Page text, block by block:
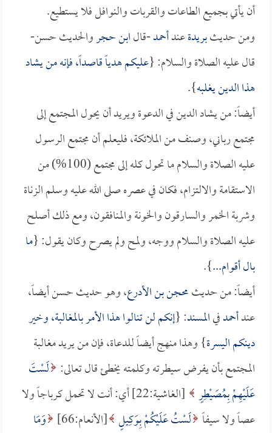
أن يأتي بجميع الطاعات والقربات والنوافل فلا يستطيع.
ومن حديثبريدةعندأحمد-قالابن حجروالحديث حسن-
قال عليه الصلاة والسلام: {عليكم هدياً قاصداً، فإنه من يشاد
هذا الدين يغلبه}.
أيضاً: من يشاد الدين في الدعوة ويريد أن يحول المجتمع إلى
مجتمع رباني، وصنف من الملائكة، فليعلم أن مجتمع الرسول
عليه الصلاة والسلام ما تحول كله إلى مجتمع (100%) من
الاستقامة والالتزام، فكان في عصره صلى الله عليه وسلم الزناة
وشربة الخمر والسارقون والخونة والمنافقون، ومع ذلك أصلح
عليه الصلاة والسلام ووجه، ولمح ولم يصرح وكان يقول: {ما
بال أقوام...}.
أيضاً: من حديثمحجن بن الأدرع، وهو حديث حسن أيضاً،
عندأحمدفيالمسند: {إنكم لن تنالوا هذا الأمر بالمغالبة، وخير
دينكم اليسرة} وهذا منهج أيضاً للدعاة، فإن من يريد مغالبة
المجتمع بأن يفرض سيطرته وكلمته يخطئ قال تعالى: لَسْتَ
عَلَيْهِمْ بِمُصَيْطِرٍ
[الغاشية:22] أي: أنت لا تحمل كرباجاً ولا
عصاً ولا سيفاً لَسْتُ عَلَيْكُمْ بِوَكِيلٍ [الأنعام:66]
وَمَا